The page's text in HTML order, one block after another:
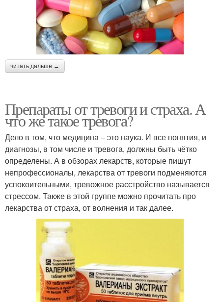
читать дальше →
Препараты от тревоги и страха. А
что же такое тревога?
Дело в том, что медицина – это наука. И все понятия, и
диагнозы, в том числе и тревога, должны быть чётко
определены. А в обзорах лекарств, которые пишут
непрофессионалы, лекарства от тревоги подменяются
успокоительными, тревожное расстройство называется
стрессом. Также в этой группе можно прочитать про
лекарства от страха, от волнения и так далее.